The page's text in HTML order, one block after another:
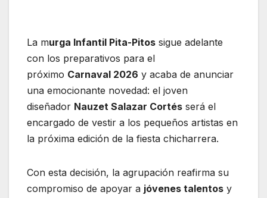
La murga Infantil Pita-Pitos sigue adelante
con los preparativos para el
próximo Carnaval 2026 y acaba de anunciar
una emocionante novedad: el joven
diseñador Nauzet Salazar Cortés será el
encargado de vestir a los pequeños artistas en
la próxima edición de la fiesta chicharrera.
Con esta decisión, la agrupación reafirma su
compromiso de apoyar a jóvenes talentos y